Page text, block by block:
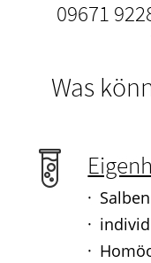
09671
Was
Salben